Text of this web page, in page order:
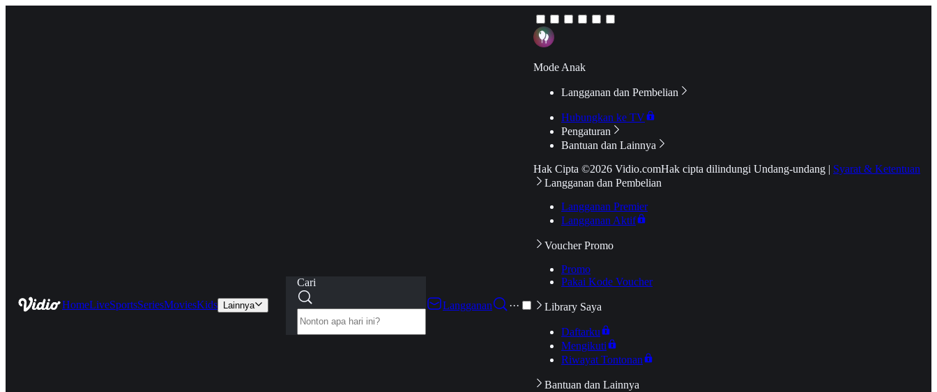
HomeLiveSportsSeriesMoviesKids Lainnya
Cari
Langganan
···
Mode Anak
Langganan dan Pembelian
Hubungkan ke TV
Pengaturan
Bantuan dan Lainnya
Hak Cipta ©2026 Vidio.comHak cipta dilindungi Undang-undang | Syarat & Ketentuan
Langganan dan Pembelian
Langganan Premier
Langganan Aktif
Voucher Promo
Promo
Pakai Kode Voucher
Library Saya
Daftarku
Mengikuti
Riwayat Tontonan
Bantuan dan Lainnya